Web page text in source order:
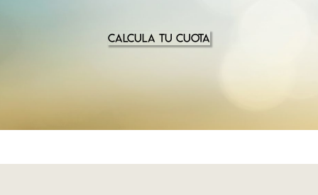
CALCULA TU CUOTA